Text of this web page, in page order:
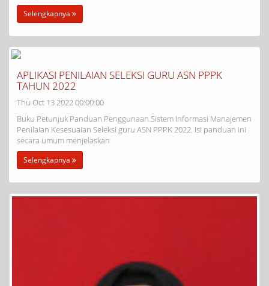
Selengkapnya
APLIKASI PENILAIAN SELEKSI GURU ASN PPPK
TAHUN 2022
Thu Oct 13 2022 00:00:00
Buku Petunjuk Panduan Penggunaan Sistem Informasi Manajemen
Penilaian Kesesuaian Seleksi guru ASN PPPK 2022. Isi panduan ini
secara umum menjelaskan
Selengkapnya